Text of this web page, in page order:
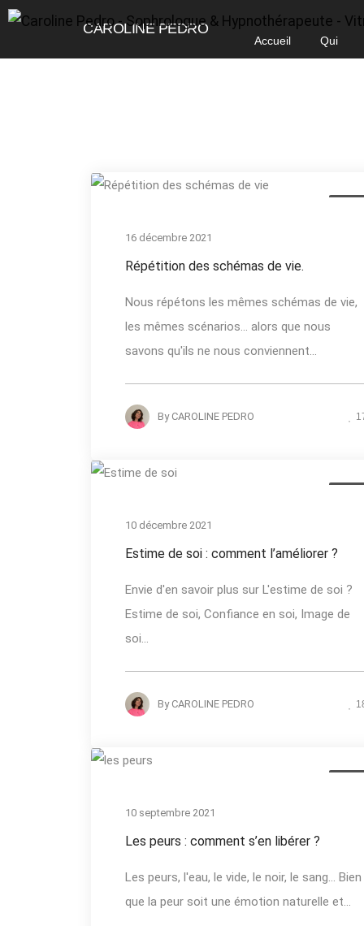
Accueil
Qui
CAROLINE PEDRO
16 décembre 2021
Répétition des schémas de vie.
Nous répétons les mêmes schémas de vie,
les mêmes scénarios… alors que nous
savons qu'ils ne nous conviennent...
By CAROLINE PEDRO
10 décembre 2021
Estime de soi : comment l’améliorer ?
Envie d'en savoir plus sur L'estime de soi ?
Estime de soi, Confiance en soi, Image de
soi...
By CAROLINE PEDRO
10 septembre 2021
Les peurs : comment s’en libérer ?
Les peurs, l'eau, le vide, le noir, le sang... Bien
que la peur soit une émotion naturelle et...